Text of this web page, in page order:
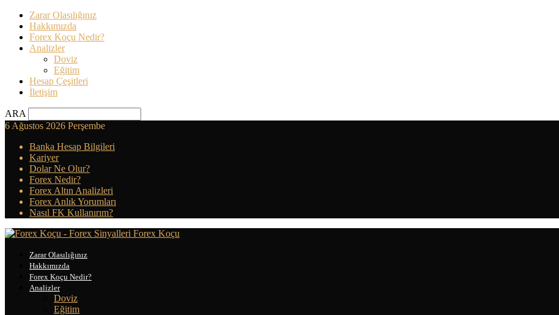
Zarar Olasılığınız
Hakkımızda
Forex Koçu Nedir?
Analizler
Doviz
Eğitim
Hesap Çeşitleri
İletişim
ARA
6 Ağustos 2026 Perşembe
Banka Hesap Bilgileri
Kariyer
Dolar Ne Olur?
Forex Nedir?
Forex Altın Analizleri
Forex Anlık Yorumları
Nasıl FK Kullanırım?
Forex Koçu
Zarar Olasılığınız
Hakkımızda
Forex Koçu Nedir?
Analizler
Doviz
Eğitim